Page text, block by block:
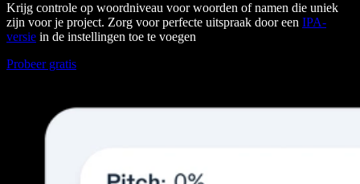
Krijg controle op woordniveau voor woorden of namen die uniek
zijn voor je project. Zorg voor perfecte uitspraak door een IPA-
versie in de instellingen toe te voegen
Probeer gratis